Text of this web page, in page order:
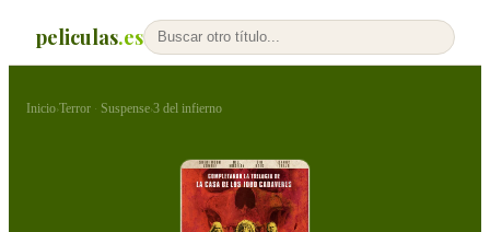
peliculas.es
Inicio›Terror · Suspense›3 del infierno